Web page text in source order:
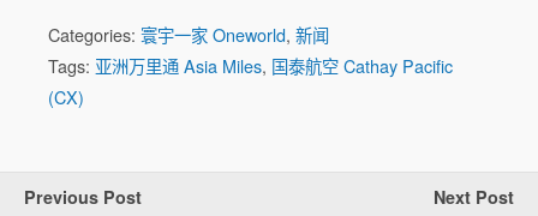
Categories: 寰宇一家 Oneworld, 新闻
Tags: 亚洲万里通 Asia Miles, 国泰航空 Cathay Pacific
(CX)
Previous Post Next Post